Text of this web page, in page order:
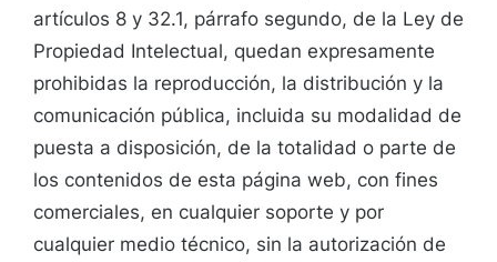
artículos 8 y 32.1, párrafo segundo, de la Ley de
Propiedad Intelectual, quedan expresamente
prohibidas la reproducción, la distribución y la
comunicación pública, incluida su modalidad de
puesta a disposición, de la totalidad o parte de
los contenidos de esta página web, con fines
comerciales, en cualquier soporte y por
cualquier medio técnico, sin la autorización de